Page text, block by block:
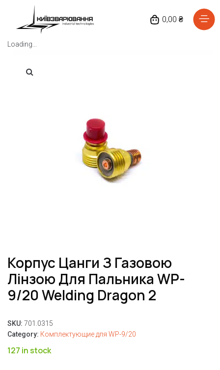
0,00 ₴
Loading...
Корпус Цанги З Газовою
Лінзою Для Пальника WP-
9/20 Welding Dragon 2
SKU: 701.0315
Category: Комплектующие для WP-9/20
127 in stock
Доставка та оплата
Повернення та обмін